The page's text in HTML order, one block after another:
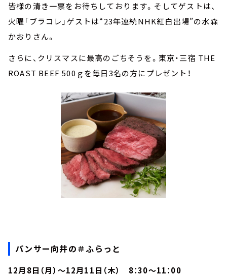
皆様の清き一票をお待ちしております。そしてゲストは、
火曜「ブラコレ」ゲストは“23年連続NHK紅白出場”の水森
かおりさん。
さらに、クリスマスに最高のごちそうを。東京・三宿 THE
ROAST BEEF 500ｇを毎日3名の方にプレゼント！
パンサー向井の＃ふらっと
12月8日（月）～12月11日（木） 8：30～11：00